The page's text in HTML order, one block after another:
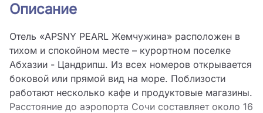
Описание
Отель «APSNY PEARL Жемчужина» расположен в
тихом и спокойном месте – курортном поселке
Абхазии - Цандрипш. Из всех номеров открывается
боковой или прямой вид на море. Поблизости
работают несколько кафе и продуктовые магазины.
Расстояние до аэропорта Сочи составляет около 16